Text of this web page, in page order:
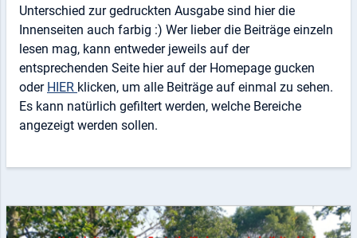
Unterschied zur gedruckten Ausgabe sind hier die
Innenseiten auch farbig :) Wer lieber die Beiträge einzeln
lesen mag, kann entweder jeweils auf der
entsprechenden Seite hier auf der Homepage gucken
oder HIER klicken, um alle Beiträge auf einmal zu sehen.
Es kann natürlich gefiltert werden, welche Bereiche
angezeigt werden sollen.